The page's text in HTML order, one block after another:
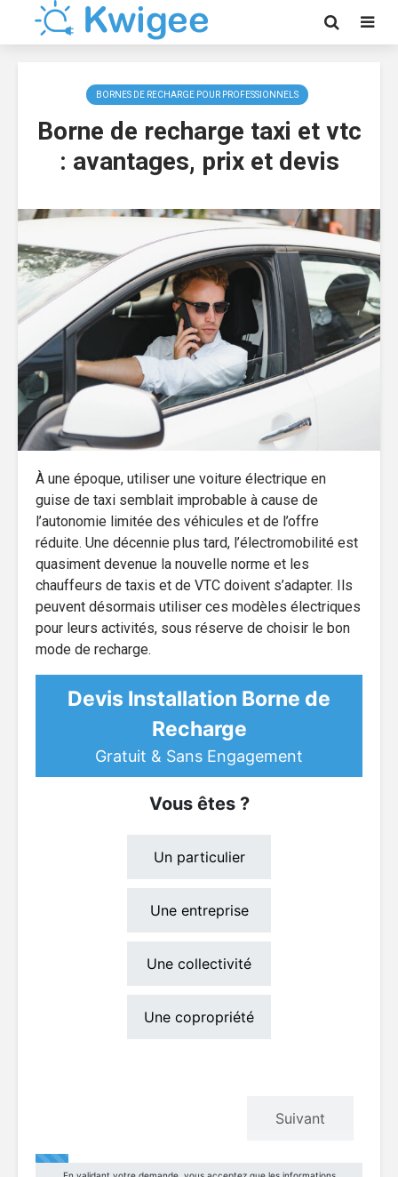
BORNES DE RECHARGE POUR PROFESSIONNELS
Borne de recharge taxi et vtc
: avantages, prix et devis
À une époque, utiliser une voiture électrique en
guise de taxi semblait improbable à cause de
l’autonomie limitée des véhicules et de l’offre
réduite. Une décennie plus tard, l’électromobilité est
quasiment devenue la nouvelle norme et les
chauffeurs de taxis et de VTC doivent s’adapter. Ils
peuvent désormais utiliser ces modèles électriques
pour leurs activités, sous réserve de choisir le bon
mode de recharge.